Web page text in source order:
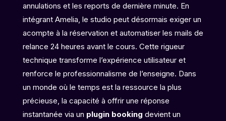
annulations et les reports de dernière minute. En
intégrant Amelia, le studio peut désormais exiger un
acompte à la réservation et automatiser les mails de
relance 24 heures avant le cours. Cette rigueur
technique transforme l’expérience utilisateur et
renforce le professionnalisme de l’enseigne. Dans
un monde où le temps est la ressource la plus
précieuse, la capacité à offrir une réponse
instantanée via un plugin booking devient un